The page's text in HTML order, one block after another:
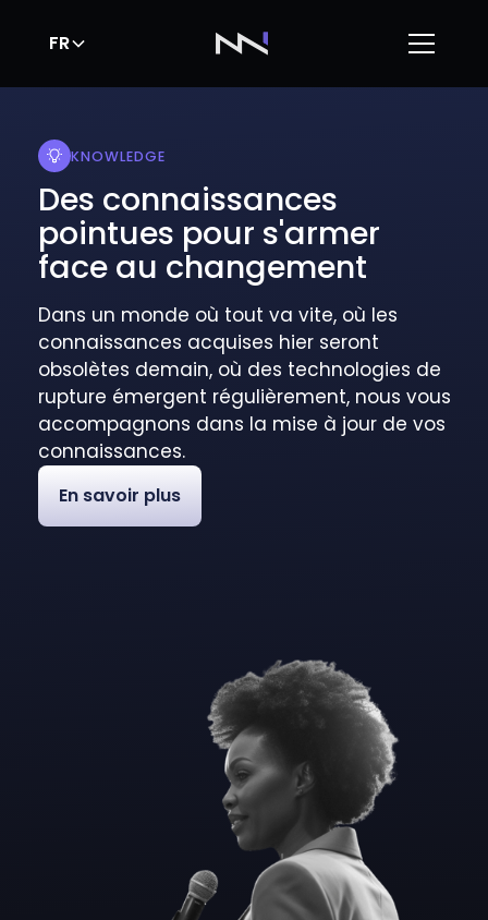
FR
KNOWLEDGE
Des connaissances
pointues pour s'armer
face au changement
Dans un monde où tout va vite, où les
connaissances acquises hier seront
obsolètes demain, où des technologies de
rupture émergent régulièrement, nous vous
accompagnons dans la mise à jour de vos
connaissances.
En savoir plus